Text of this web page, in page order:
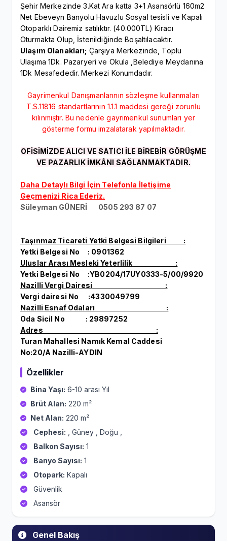
Genel Bakış
Şehir Merkezinde 3.Kat Ara katta 3+1 Asansörlü 160m2
Net Ebeveyn Banyolu Havuzlu Sosyal tesisli ve Kapalı
Otoparklı Dairemiz satılıktır. (40.000TL) Kiracı
Oturmakta Olup, İstenildiğinde Boşaltılacaktır.
Ulaşım Olanakları; Çarşıya Merkezinde, Toplu
Ulaşıma 1Dk. Pazaryeri ve Okula ,Belediye Meydanına
1Dk Mesafededir. Merkezi Konumdadır.
Gayrimenkul Danışmanlarının sözleşme kullanmaları
T.S.11816 standartlarının 1.1.1 maddesi gereği zorunlu
kılınmıştır. Bu nedenle gayrimenkul sunumları yer
gösterme formu imzalatarak yapılmaktadır.
OFİSİMİZDE ALICI VE SATICI İLE BİREBİR GÖRÜŞME
VE PAZARLIK İMKÂNI SAĞLANMAKTADIR.
Daha Detaylı Bilgi İçin Telefonla İletişime
Geçmenizi Rica Ederiz.
Süleyman GÜNERİ 0505 293 87 07
Taşınmaz Ticareti Yetki Belgesi Bilgileri :
Yetki Belgesi No : 0901362
Uluslar Arası Mesleki Yeterlilik :
Yetki Belgesi No :YB0204/17UY0333-5/00/9920
Nazilli Vergi Dairesi :
Vergi dairesi No :4330049799
Nazilli Esnaf Odaları :
Oda Sicil No : 29897252
Adres :
Turan Mahallesi Namık Kemal Caddesi
No:20/A Nazilli-AYDIN
Özellikler
Bina Yaşı: 6-10 arası Yıl
Brüt Alan: 220 m²
Net Alan: 220 m²
Cephesi: , Güney , Doğu ,
Balkon Sayısı: 1
Banyo Sayısı: 1
Otopark: Kapalı
Güvenlik
Asansör